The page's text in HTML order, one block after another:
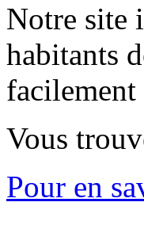
Notre site
habitants
facilement
Vous
Pour en